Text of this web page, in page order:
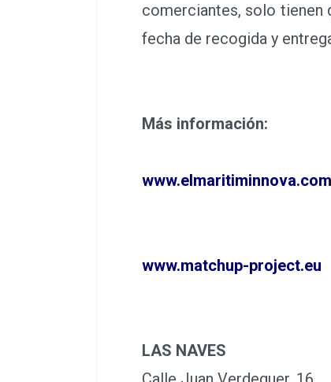
comerciantes, solo tienen
fecha de recogida y
Más información:
www.elmaritiminnova.com
www.matchup-project.eu
LAS NAVES